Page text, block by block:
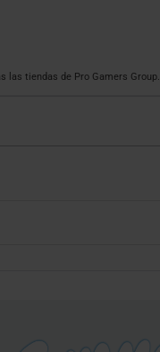
las tiendas de Pro Gamers Group.